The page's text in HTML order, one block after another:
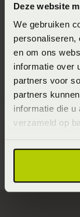
Deze website
We gebruiken
personaliseren,
en om ons
informatie over
partners voor
partners
informatie die u
verzameld op
8715944620789
Materiaal